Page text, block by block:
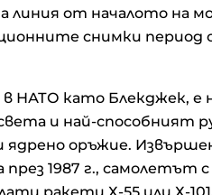
линия от началото на
снимки
в НАТО като Блекджек,
и най-способният
ядрено оръжие.
през 1987 г., самолетът